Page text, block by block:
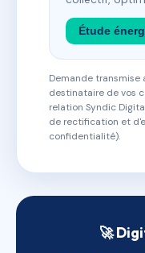
Étude
Demande transmise
destinataire de vos
relation Syndic
de rectification et
confidentialité).
🚀